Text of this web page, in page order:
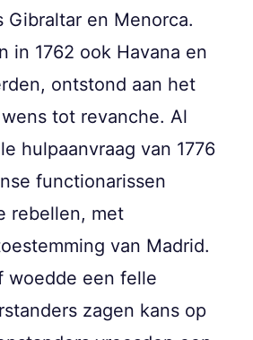
Gibraltar en Menorca.
in 1762 ook Havana en
ontstond aan het
tot revanche. Al
hulpaanvraag van 1776
functionarissen
rebellen, met
van Madrid.
woedde een felle
zagen kans op